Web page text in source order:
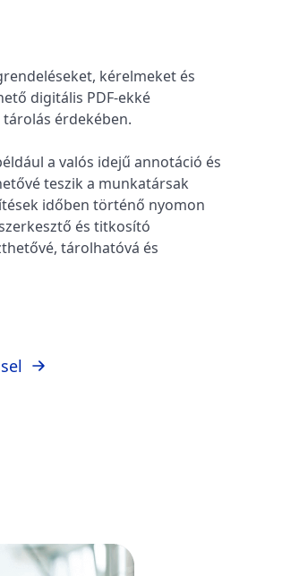
kérelmeket és
digitális PDF-ekké
érdekében.
a valós idejű annotáció és
teszik a munkatársak
időben történő nyomon
és titkosító
tárolhatóvá és